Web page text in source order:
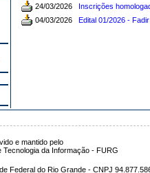
24/03/2026
Inscrições
04/03/2026
Edital 01/2026 - Fadir
e mantido pelo
Tecnologia da Informação - FURG
Federal do Rio Grande - CNPJ